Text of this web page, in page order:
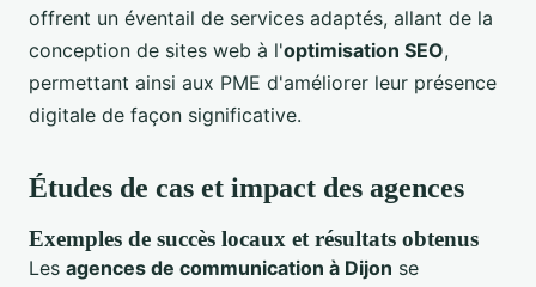
offrent un éventail de services adaptés, allant de la
conception de sites web à l'optimisation SEO,
permettant ainsi aux PME d'améliorer leur présence
digitale de façon significative.
Études de cas et impact des agences
Exemples de succès locaux et résultats obtenus
Les agences de communication à Dijon se